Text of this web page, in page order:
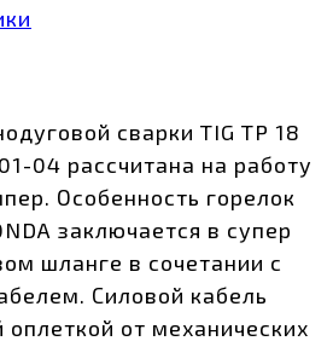
сварки TIG TP 18
04 рассчитана на работу
Особенность горелок
заключается в супер
шланге в сочетании с
Силовой кабель
от механических